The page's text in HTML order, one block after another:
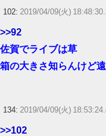
102: 2019/04/09(火)
>>92
佐賀でライブは草
箱の大きさ知らんけど
134: 2019/04/09(火)
>>102